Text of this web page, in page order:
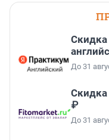
Скидка
До 31
Скидка
₽
До 31